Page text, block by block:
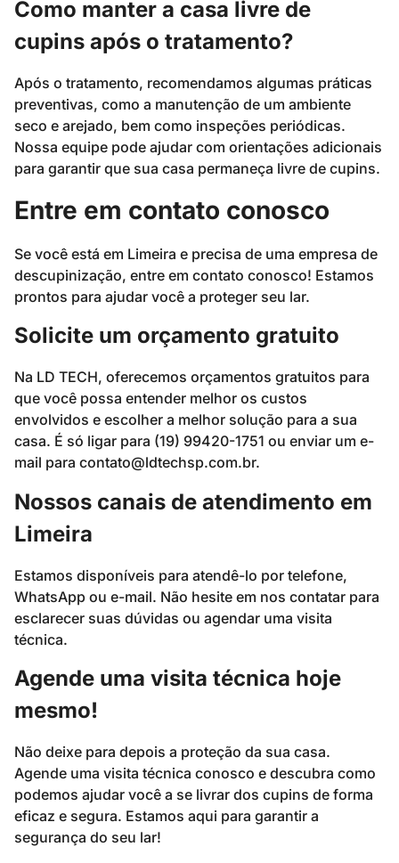
Como manter a casa livre de
cupins após o tratamento?
Após o tratamento, recomendamos algumas práticas
preventivas, como a manutenção de um ambiente
seco e arejado, bem como inspeções periódicas.
Nossa equipe pode ajudar com orientações adicionais
para garantir que sua casa permaneça livre de cupins.
Entre em contato conosco
Se você está em Limeira e precisa de uma empresa de
descupinização, entre em contato conosco! Estamos
prontos para ajudar você a proteger seu lar.
Solicite um orçamento gratuito
Na LD TECH, oferecemos orçamentos gratuitos para
que você possa entender melhor os custos
envolvidos e escolher a melhor solução para a sua
casa. É só ligar para (19) 99420-1751 ou enviar um e-
mail para contato@ldtechsp.com.br.
Nossos canais de atendimento em
Limeira
Estamos disponíveis para atendê-lo por telefone,
WhatsApp ou e-mail. Não hesite em nos contatar para
esclarecer suas dúvidas ou agendar uma visita
técnica.
Agende uma visita técnica hoje
mesmo!
Não deixe para depois a proteção da sua casa.
Agende uma visita técnica conosco e descubra como
podemos ajudar você a se livrar dos cupins de forma
eficaz e segura. Estamos aqui para garantir a
segurança do seu lar!